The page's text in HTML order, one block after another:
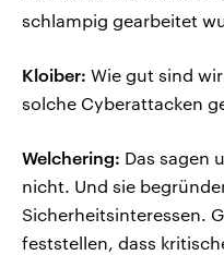
schlampig gearbeitet
Kloiber: Wie gut sind
solche Cyberattacken
Welchering: Das sagen
nicht. Und sie
Sicherheitsinteressen.
feststellen, dass